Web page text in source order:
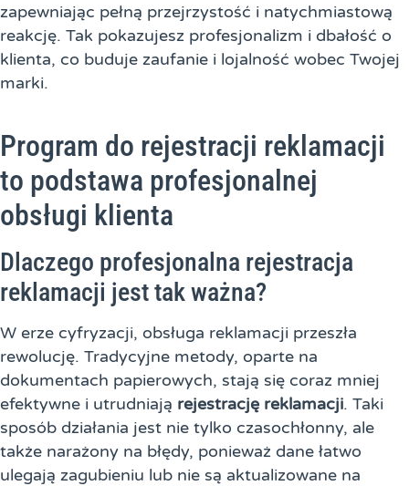
zapewniając pełną przejrzystość i natychmiastową
reakcję. Tak pokazujesz profesjonalizm i dbałość o
klienta, co buduje zaufanie i lojalność wobec Twojej
marki.
Program do rejestracji reklamacji
to podstawa profesjonalnej
obsługi klienta
Dlaczego profesjonalna rejestracja
reklamacji jest tak ważna?
W erze cyfryzacji, obsługa reklamacji przeszła
rewolucję. Tradycyjne metody, oparte na
dokumentach papierowych, stają się coraz mniej
efektywne i utrudniają rejestrację reklamacji. Taki
sposób działania jest nie tylko czasochłonny, ale
także narażony na błędy, ponieważ dane łatwo
ulegają zagubieniu lub nie są aktualizowane na